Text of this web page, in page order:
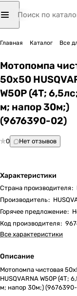
Главная Каталог Все
Мотопомпа
50х50
W50P (4Т;
м; напор 30м;)
(9676390-02)
0 Нет отзывов
Характеристики
Страна производителя:
Производитель:
Горячее предложение:
Код производителя:
Все характеристики
Описание
Мотопомпа чистовая
HUSQVARNA W50P (4Т;
м; напор 30м;)